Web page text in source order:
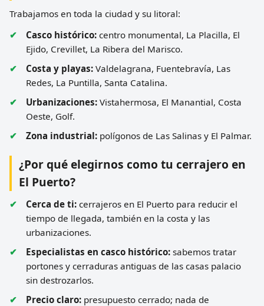
Trabajamos en toda la ciudad y su litoral:
Casco histórico: centro monumental, La Placilla, El
Ejido, Crevillet, La Ribera del Marisco.
Costa y playas: Valdelagrana, Fuentebravía, Las
Redes, La Puntilla, Santa Catalina.
Urbanizaciones: Vistahermosa, El Manantial, Costa
Oeste, Golf.
Zona industrial: polígonos de Las Salinas y El Palmar.
¿Por qué elegirnos como tu cerrajero en
El Puerto?
Cerca de ti: cerrajeros en El Puerto para reducir el
tiempo de llegada, también en la costa y las
urbanizaciones.
Especialistas en casco histórico: sabemos tratar
portones y cerraduras antiguas de las casas palacio
sin destrozarlos.
Precio claro: presupuesto cerrado; nada de